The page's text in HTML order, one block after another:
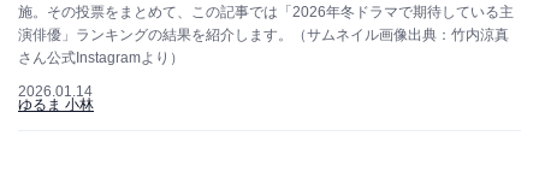
施。その投票をまとめて、この記事では「2026年冬ドラマで期待している主
演俳優」ランキングの結果を紹介します。（サムネイル画像出典：竹内涼真
さん公式Instagramより）
2026.01.14
ゆるま 小林